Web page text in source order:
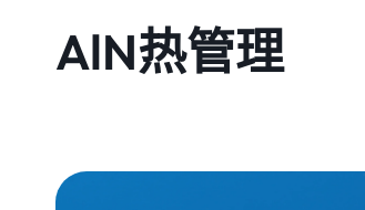
AlN热管理